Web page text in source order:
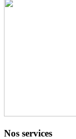
Nos services